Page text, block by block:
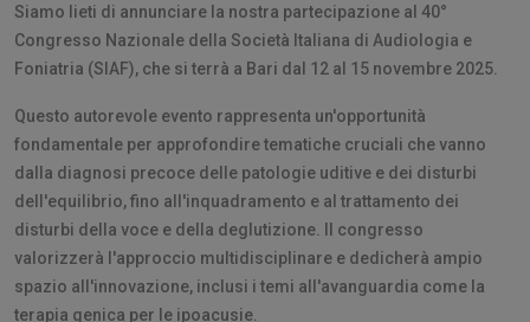
Siamo lieti di annunciare la nostra partecipazione al 40°
Congresso Nazionale della Società Italiana di Audiologia e
Foniatria (SIAF), che si terrà a Bari dal 12 al 15 novembre 2025.
Questo autorevole evento rappresenta un'opportunità
fondamentale per approfondire tematiche cruciali che vanno
dalla diagnosi precoce delle patologie uditive e dei disturbi
dell'equilibrio, fino all'inquadramento e al trattamento dei
disturbi della voce e della deglutizione. Il congresso
valorizzerà l'approccio multidisciplinare e dedicherà ampio
spazio all'innovazione, inclusi i temi all'avanguardia come la
terapia genica per le ipoacusie.